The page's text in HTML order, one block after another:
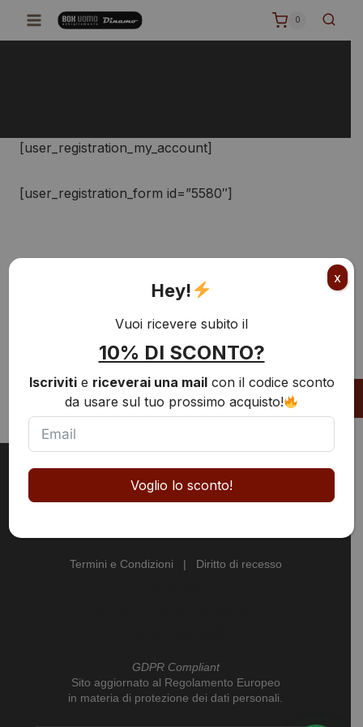
0
[user_registration_my_account]
[user_registration_form id=”5580″]
Box Dinamo
postmaster@box-dinamo.com
Termini e Condizioni | Diritto di recesso
GDPR Compliant
Sito aggiornato al Regolamento Europeo
in materia di protezione dei dati personali.
Hey!
Vuoi ricevere subito il
10% DI SCONTO?
Iscrivitie riceverai una mailcon il codice sconto
da usare sul tuo prossimo acquisto!
Voglio lo sconto!
x